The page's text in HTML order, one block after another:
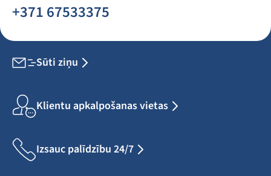
+371 67533375
Sūti ziņu
Klientu apkalpošanas vietas
Izsauc palīdzību 24/7